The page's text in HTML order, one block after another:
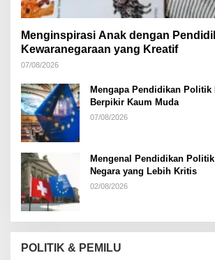
Menginspirasi Anak dengan
Kewaranegaraan yang Kreatif
07/08/2026
Mengapa Pendidikan Politik
Berpikir Kaum Muda
07/08/2026
Mengenal Pendidikan
Negara yang Lebih Kritis
02/08/2026
POLITIK & PEMILU